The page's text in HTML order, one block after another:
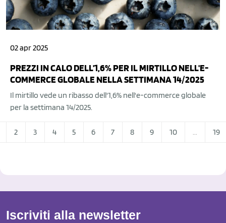
02 apr 2025
PREZZI IN CALO DELL'1,6% PER IL MIRTILLO NELL'E-
COMMERCE GLOBALE NELLA SETTIMANA 14/2025
Il mirtillo vede un ribasso dell'1,6% nell'e-commerce globale
per la settimana 14/2025.
2 3 4 5 6 7 8 9 10 ... 19
Iscriviti alla newsletter